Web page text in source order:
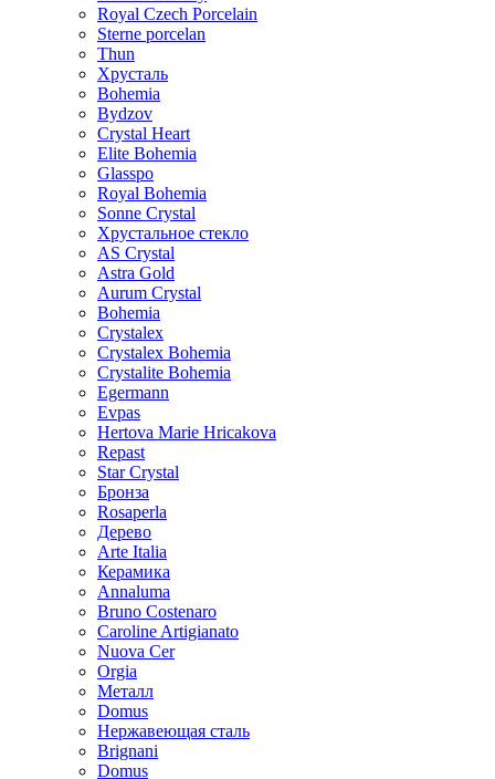
Royal Czech Porcelain
Sterne porcelan
Thun
Хрусталь
Bohemia
Bydzov
Crystal Heart
Elite Bohemia
Glasspo
Royal Bohemia
Sonne Crystal
Хрустальное стекло
AS Crystal
Astra Gold
Aurum Crystal
Bohemia
Crystalex
Crystalex Bohemia
Crystalite Bohemia
Egermann
Evpas
Hertova Marie Hricakova
Repast
Star Crystal
Бронза
Rosaperla
Дерево
Arte Italia
Керамика
Annaluma
Bruno Costenaro
Caroline Artigianato
Nuova Cer
Orgia
Металл
Domus
Нержавеющая сталь
Brignani
Domus